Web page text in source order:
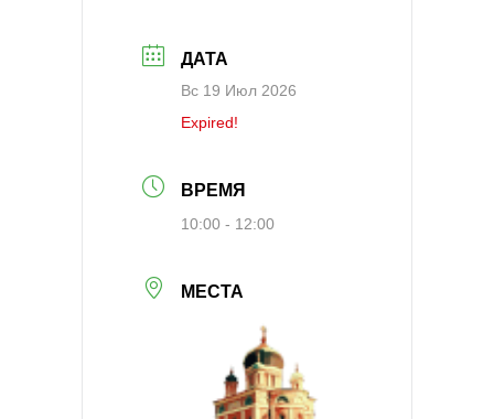
ДАТА
Вс 19 Июл 2026
Expired!
ВРЕМЯ
10:00 - 12:00
МЕСТА